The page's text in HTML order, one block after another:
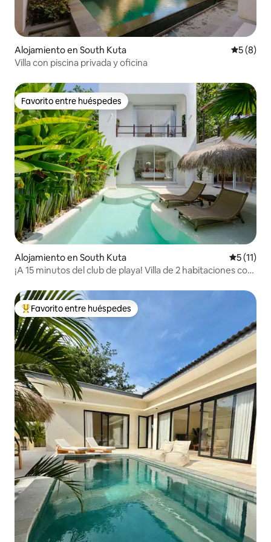
Alojamiento en South Kuta
5 (8)
Villa con piscina privada y oficina
Favorito entre huéspedes
Favorito entre huéspedes
Alojamiento en South Kuta
5 (11)
¡A 15 minutos del club de playa! Villa de 2 habitaciones con
Favorito entre huéspedes preferido
Favorito entre huéspedes